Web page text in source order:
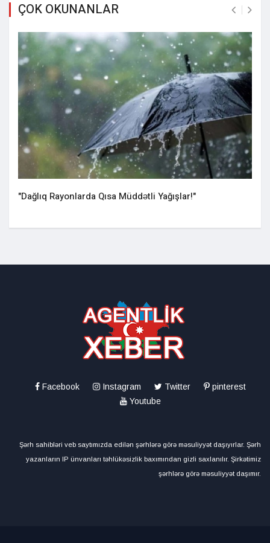
ÇOK OKUNANLAR
"Dağlıq Rayonlarda Qısa Müddətli Yağışlar!"
Facebook Instagram Twitter
pinterest
Youtube
Şərh sahibləri veb saytımızda edilən şərhlərə görə məsuliyyət daşıyırlar. Şərh
yazanların IP ünvanları təhlükəsizlik baxımından gizli saxlanılır. Şirkətimiz
şərhlərə görə məsuliyyət daşımır.